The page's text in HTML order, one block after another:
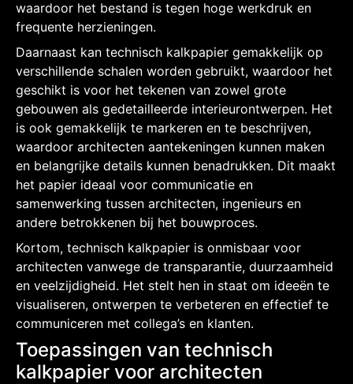
waardoor het bestand is tegen hoge werkdruk en
frequente herzieningen.
Daarnaast kan technisch kalkpapier gemakkelijk op
verschillende schalen worden gebruikt, waardoor het
geschikt is voor het tekenen van zowel grote
gebouwen als gedetailleerde interieurontwerpen. Het
is ook gemakkelijk te markeren en te beschrijven,
waardoor architecten aantekeningen kunnen maken
en belangrijke details kunnen benadrukken. Dit maakt
het papier ideaal voor communicatie en
samenwerking tussen architecten, ingenieurs en
andere betrokkenen bij het bouwproces.
Kortom, technisch kalkpapier is onmisbaar voor
architecten vanwege de transparantie, duurzaamheid
en veelzijdigheid. Het stelt hen in staat om ideeën te
visualiseren, ontwerpen te verbeteren en effectief te
communiceren met collega’s en klanten.
Toepassingen van technisch
kalkpapier voor architecten